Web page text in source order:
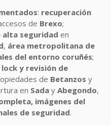
: recuperación
de Brexo;
alta seguridad en
, área metropolitana de
del entorno coruñés;
y revisión de
de Betanzos y
en Sada y Abegondo,
imágenes del
de seguridad.